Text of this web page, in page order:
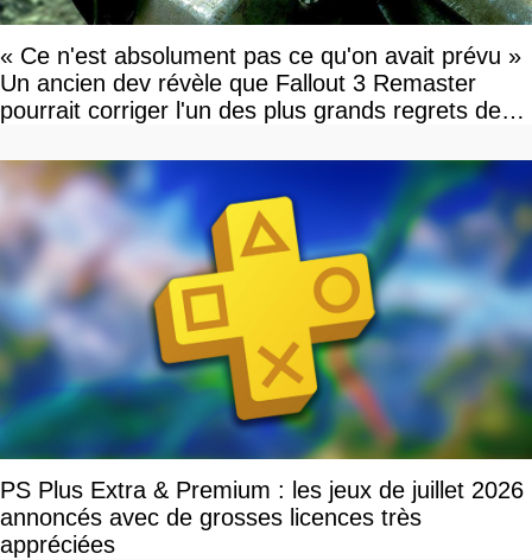
« Ce n'est absolument pas ce qu'on avait prévu »
Un ancien dev révèle que Fallout 3 Remaster
pourrait corriger l'un des plus grands regrets de
PS Plus Extra & Premium : les jeux de juillet 2026
annoncés avec de grosses licences très
appréciées